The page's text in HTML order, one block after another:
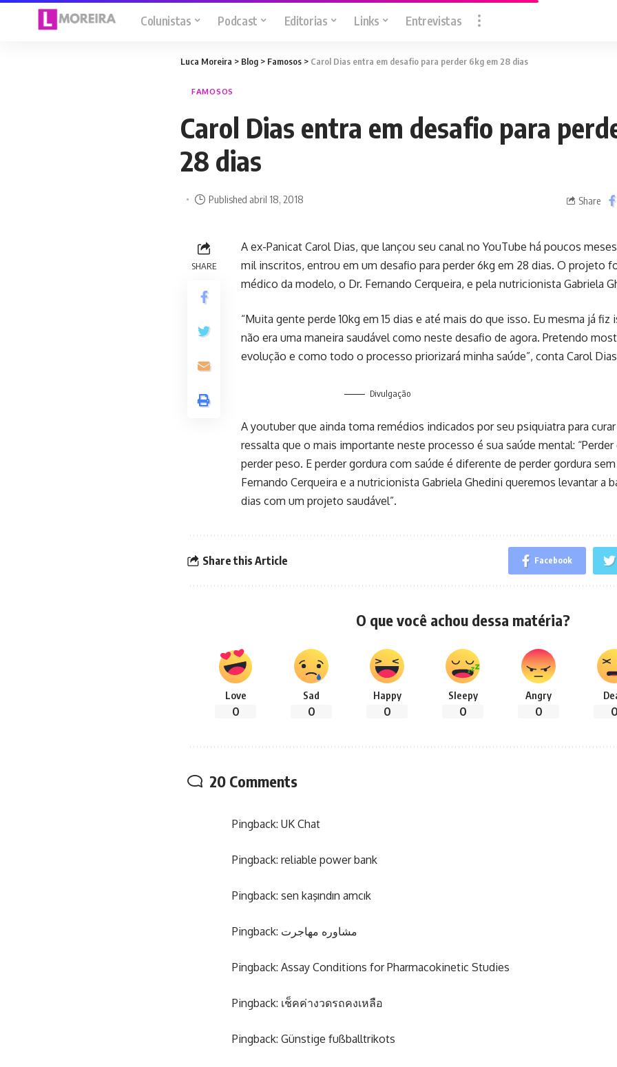
Colunistas Podcast Editorias Links Entrevistas
Luca Moreira > Blog > Famosos > Carol Dias entra em desafio para perder 6kg em 28 dias
FAMOSOS
Carol Dias entra em desafio para
28 dias
Published abril 18, 2018 Share
SHARE
A ex-Panicat Carol Dias, que lançou seu canal no YouTube há poucos
mil inscritos, entrou em um desafio para perder 6kg em 28 dias. O projeto
médico da modelo, o Dr. Fernando Cerqueira, e pela nutricionista Gabriela
“Muita gente perde 10kg em 15 dias e até mais do que isso. Eu mesma já
não era uma maneira saudável como neste desafio de agora. Pretendo
evolução e como todo o processo priorizará minha saúde”, conta Carol
Divulgação
A youtuber que ainda toma remédios indicados por seu psiquiatra para
ressalta que o mais importante neste processo é sua saúde mental:
perder peso. E perder gordura com saúde é diferente de perder gordura
Fernando Cerqueira e a nutricionista Gabriela Ghedini queremos levantar a
dias com um projeto saudável”.
Share this Article Facebook
O que você achou dessa matéria?
Love
0
Sad
0
Happy
0
Sleepy
0
Angry
0 0
20 Comments
Pingback: UK Chat
Pingback: reliable power bank
Pingback: sen kaşındın amcık
Pingback: مشاوره مهاجرت
Pingback: Assay Conditions for Pharmacokinetic Studies
Pingback: เช็คค่างวดรถคงเหลือ
Pingback: Günstige fußballtrikots